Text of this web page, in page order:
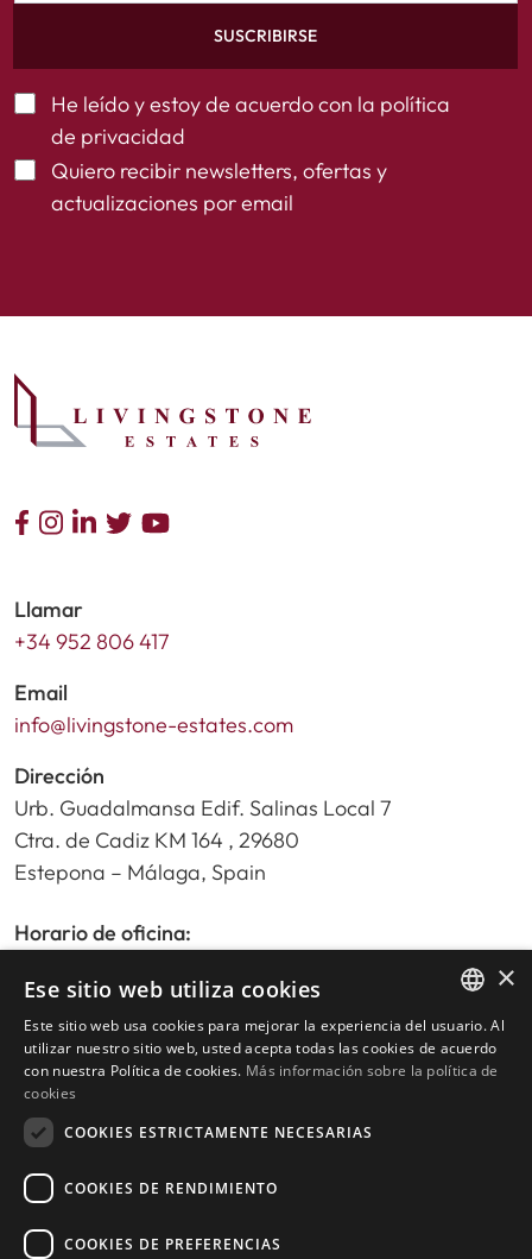
SUSCRIBIRSE
He leído y estoy de acuerdo con la política
de privacidad
Quiero recibir newsletters, ofertas y
actualizaciones por email
Llamar
+34 952 806 417
Email
info@livingstone-estates.com
Dirección
Urb. Guadalmansa Edif. Salinas Local 7
Ctra. de Cadiz KM 164 , 29680
Estepona – Málaga, Spain
Horario de oficina:
Sábados y festivos de 10:00am a 14:00pm
Inicio
Buscador de propiedades
Escribir reseña
Política de privacidad
ENGLISH
SPANISH
×
Ese sitio web utiliza cookies
Este sitio web usa cookies para mejorar la experiencia del usuario. Al
utilizar nuestro sitio web, usted acepta todas las cookies de acuerdo
con nuestra Política de cookies. Más información sobre la política de
cookies
COOKIES ESTRICTAMENTE NECESARIAS
COOKIES DE RENDIMIENTO
COOKIES DE PREFERENCIAS